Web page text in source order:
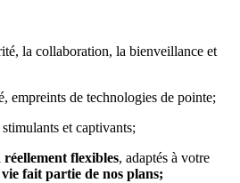
la collaboration, la bienveillance et
empreints de technologies de pointe;
et captivants;
réellement flexibles, adaptés à votre
fait partie de nos plans;